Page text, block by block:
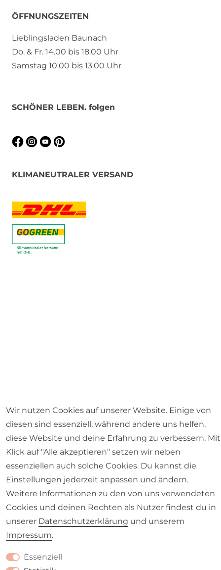
ÖFFNUNGSZEITEN
Lieblingsladen Baunach
Do. & Fr. 14.00 bis 18.00 Uhr
Samstag 10.00 bis 13.00 Uhr
SCHÖNER LEBEN. folgen
KLIMANEUTRALER VERSAND
Wir nutzen Cookies auf unserer Website. Einige von
diesen sind essenziell, während andere uns helfen,
diese Website und deine Erfahrung zu verbessern. Mit
Klick auf "Alle akzeptieren" setzen wir neben
essenziellen auch solche Cookies. Du kannst die
Einstellungen jederzeit anpassen und ändern.
Weitere Informationen zu den von uns verwendeten
Cookies und deinen Rechten als Nutzer findest du in
unserer Daten­schutz­erklärung und unserem
Impressum.
Essenziell